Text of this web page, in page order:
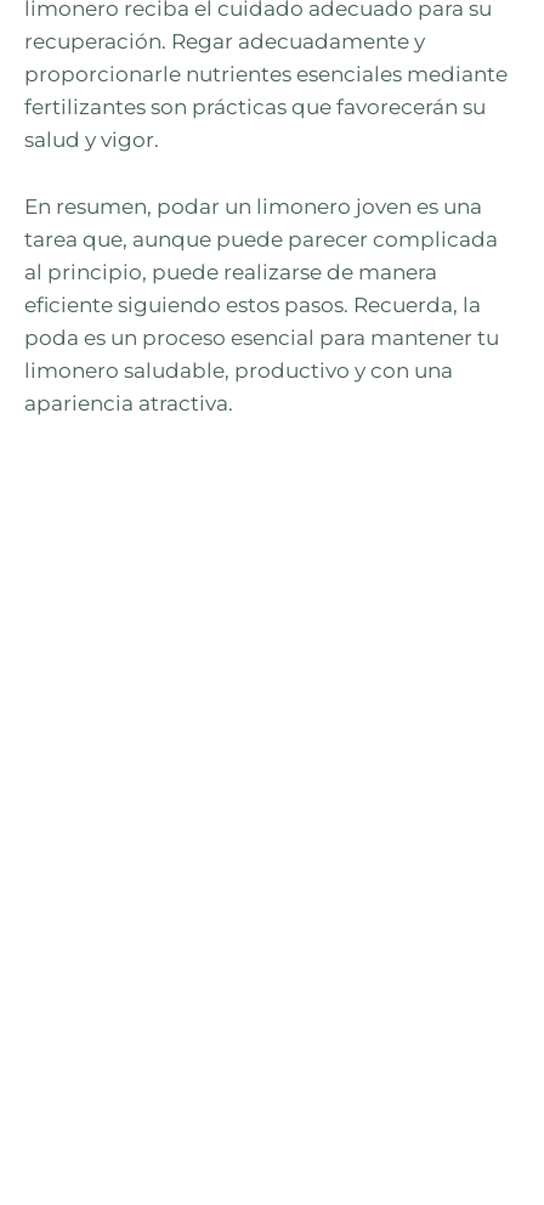
limonero reciba el cuidado adecuado para su
recuperación. Regar adecuadamente y
proporcionarle nutrientes esenciales mediante
fertilizantes son prácticas que favorecerán su
salud y vigor.
En resumen, podar un limonero joven es una
tarea que, aunque puede parecer complicada
al principio, puede realizarse de manera
eficiente siguiendo estos pasos. Recuerda, la
poda es un proceso esencial para mantener tu
limonero saludable, productivo y con una
apariencia atractiva.